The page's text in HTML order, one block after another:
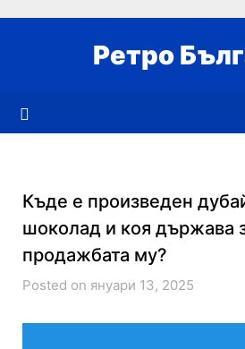
Ретро
Къде е произведен
шоколад и коя държава
продажбата му?
Posted on януари 13, 2025